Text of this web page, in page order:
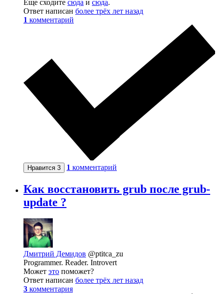
Еще сходите сюда и сюда.
Ответ написан более трёх лет назад
1 комментарий
Нравится 3 1 комментарий
Как восстановить grub после grub-
update ?
Дмитрий Демидов @ptitca_zu
Programmer. Reader. Introvert
Может это поможет?
Ответ написан более трёх лет назад
3 комментария